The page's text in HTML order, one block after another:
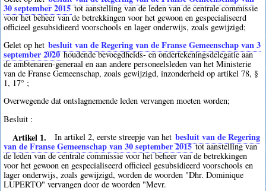
30 september 2015tot aanstelling van de leden van de centrale commissie
voor het beheer van de betrekkingen voor het gewoon en gespecialiseerd
officieel gesubsidieerd voorschools en lager onderwijs, zoals gewijzigd;
Gelet op het besluit van de Regering van de Franse Gemeenschap van 3
september 2020houdende bevoegdheids- en ondertekeningsdelegatie aan
de ambtenaren-generaal en aan andere personeelsleden van het Ministerie
van de Franse Gemeenschap, zoals gewijzigd, inzonderheid op artikel 78, §
1, 17° ;
Overwegende dat ontslagnemende leden vervangen moeten worden;
Besluit :
Artikel 1. In artikel 2, eerste streepje van het besluit van de Regering
van de Franse Gemeenschap van 30 september 2015tot aanstelling van
de leden van de centrale commissie voor het beheer van de betrekkingen
voor het gewoon en gespecialiseerd officieel gesubsidieerd voorschools en
lager onderwijs, zoals gewijzigd, worden de woorden "Dhr. Dominique
LUPERTO" vervangen door de woorden "Mevr.